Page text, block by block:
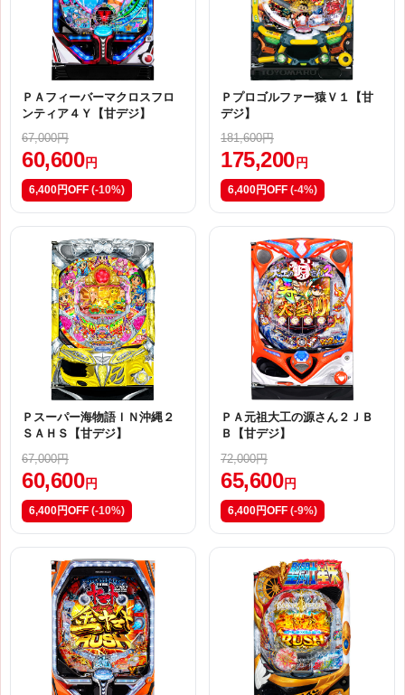
ＰＡフィーバーマクロスフロ
ンティア４Ｙ【甘デジ】
67,000円
60,600 円
6,400円OFF (-10%)
Ｐプロゴルファー猿Ｖ１【甘
デジ】
181,600円
175,200 円
6,400円OFF (-4%)
Ｐスーパー海物語ＩＮ沖縄２
ＳＡＨＳ【甘デジ】
67,000円
60,600円
6,400円OFF (-10%)
ＰＡ元祖大工の源さん２ＪＢ
Ｂ【甘デジ】
72,000円
65,600円
6,400円OFF (-9%)